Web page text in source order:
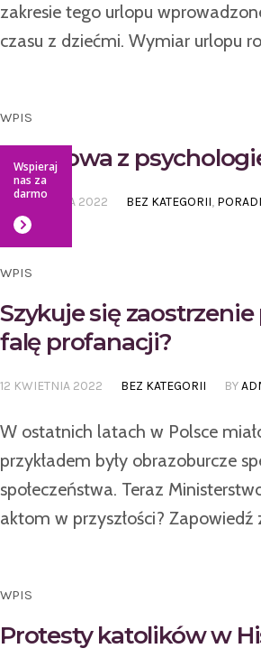
zakresie tego urlopu
czasu z dziećmi. Wymiar urlopu
WPIS
Rozmowa z
10 WRZEŚNIA 2022 BEZ KATEGORII,
WPIS
Szykuje się
falę profanacji?
12 KWIETNIA 2022 BEZ KATEGORII BY
W ostatnich latach w Polsce
przykładem były obrazoburcze
społeczeństwa. Teraz
aktom w przyszłości?
WPIS
Protesty katolików w
Wspieraj
nas za
darmo